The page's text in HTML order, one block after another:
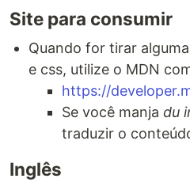
Site para consumir
Quando for tirar
e css, utilize o MDN
https://
Se você manja du
traduzir o
Inglês